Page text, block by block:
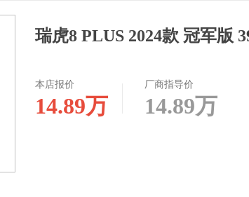
瑞虎8 PLUS 2024款 冠军版
本店报价
14.89万
厂商指导价
14.89万